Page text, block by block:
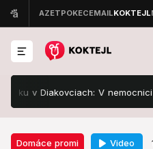
Diakovciach: V nemocnici
Domáce promi Video
Domáce promi 15. dec.